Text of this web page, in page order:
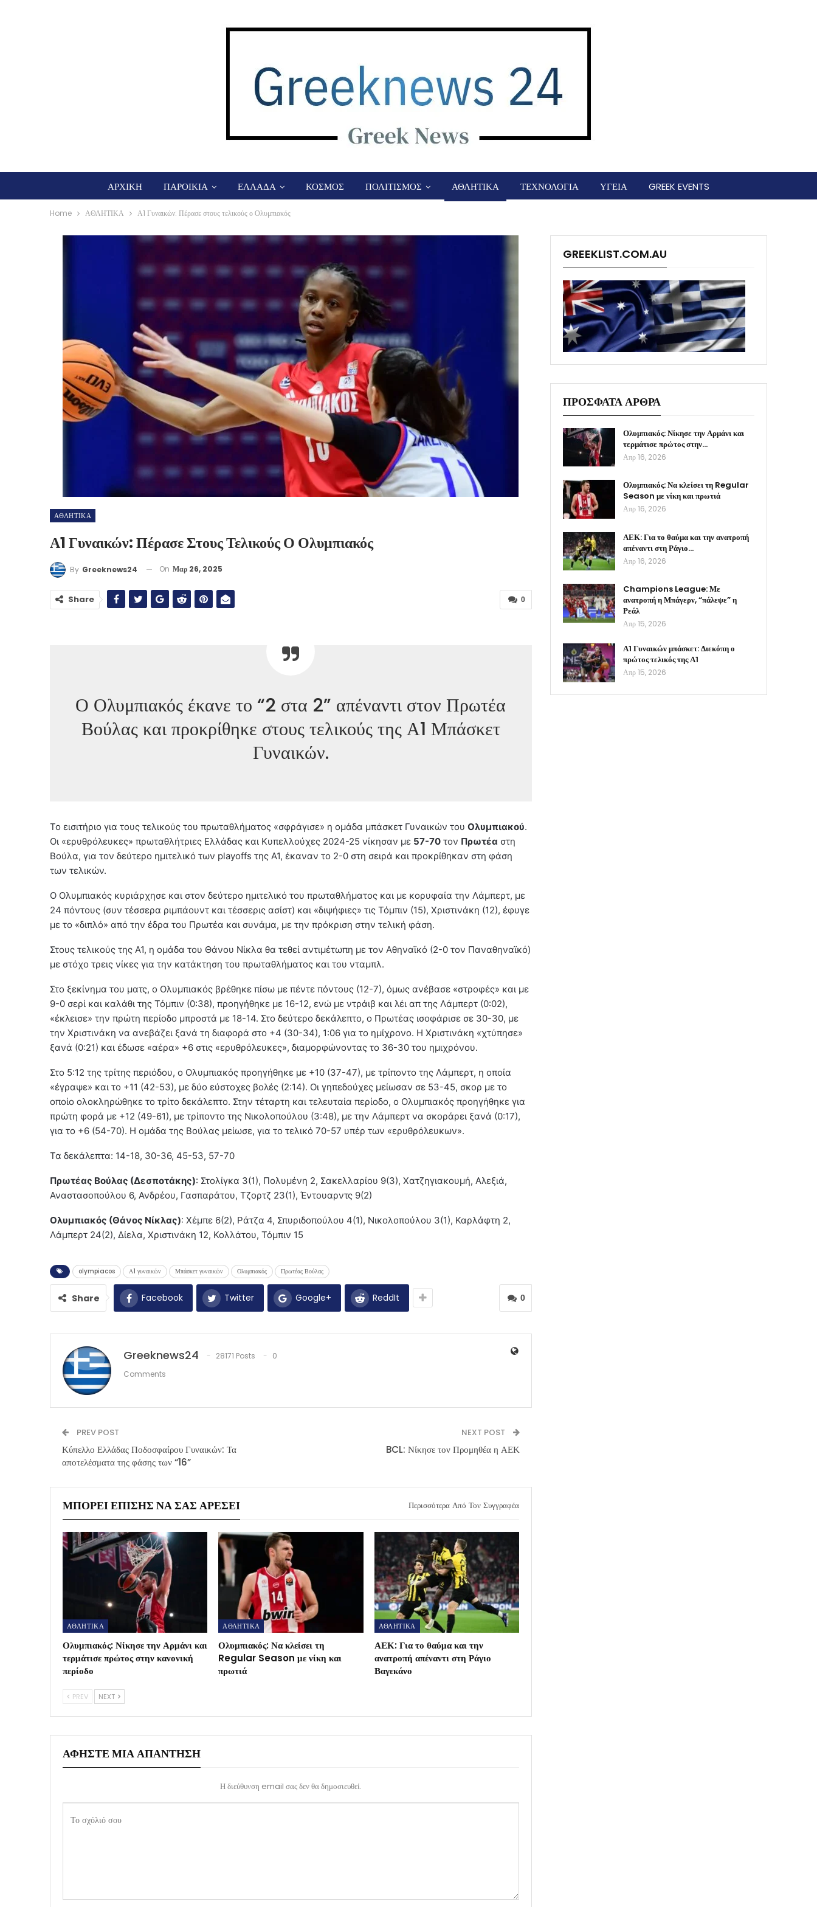
ΑΡΧΙΚΗ ΠΑΡΟΙΚΙΑ ΕΛΛΑΔΑ ΚΟΣΜΟΣ ΠΟΛΙΤΙΣΜΟΣ ΑΘΛΗΤΙΚΑ ΤΕΧΝΟΛΟΓΙΑ ΥΓΕΙΑ GREEK EVENTS
Home ΑΘΛΗΤΙΚΑ Α1 Γυναικών: Πέρασε στους τελικούς ο Ολυμπιακός
ΑΘΛΗΤΙΚΑ
Α1 Γυναικών: Πέρασε Στους Τελικούς Ο Ολυμπιακός
By Greeknews24 On Μαρ 26, 2025
0
Share
Ο Ολυμπιακός έκανε το “2 στα 2” απέναντι στον Πρωτέα
Βούλας και προκρίθηκε στους τελικούς της Α1 Μπάσκετ
Γυναικών.
Το εισιτήριο για τους τελικούς του πρωταθλήματος «σφράγισε» η ομάδα μπάσκετ Γυναικών του Ολυμπιακού.
Οι «ερυθρόλευκες» πρωταθλήτριες Ελλάδας και Κυπελλούχες 2024-25 νίκησαν με 57-70 τον Πρωτέα στη
Βούλα, για τον δεύτερο ημιτελικό των playoffs της Α1, έκαναν το 2-0 στη σειρά και προκρίθηκαν στη φάση
των τελικών.
Ο Ολυμπιακός κυριάρχησε και στον δεύτερο ημιτελικό του πρωταθλήματος και με κορυφαία την Λάμπερτ, με
24 πόντους (συν τέσσερα ριμπάουντ και τέσσερις ασίστ) και «διψήφιες» τις Τόμπιν (15), Χριστινάκη (12), έφυγε
με το «διπλό» από την έδρα του Πρωτέα και συνάμα, με την πρόκριση στην τελική φάση.
Στους τελικούς της Α1, η ομάδα του Θάνου Νίκλα θα τεθεί αντιμέτωπη με τον Αθηναϊκό (2-0 τον Παναθηναϊκό)
με στόχο τρεις νίκες για την κατάκτηση του πρωταθλήματος και του νταμπλ.
Στο ξεκίνημα του ματς, ο Ολυμπιακός βρέθηκε πίσω με πέντε πόντους (12-7), όμως ανέβασε «στροφές» και με
9-0 σερί και καλάθι της Τόμπιν (0:38), προηγήθηκε με 16-12, ενώ με ντράιβ και λέι απ της Λάμπερτ (0:02),
«έκλεισε» την πρώτη περίοδο μπροστά με 18-14. Στο δεύτερο δεκάλεπτο, ο Πρωτέας ισοφάρισε σε 30-30, με
την Χριστινάκη να ανεβάζει ξανά τη διαφορά στο +4 (30-34), 1:06 για το ημίχρονο. Η Χριστινάκη «χτύπησε»
ξανά (0:21) και έδωσε «αέρα» +6 στις «ερυθρόλευκες», διαμορφώνοντας το 36-30 του ημιχρόνου.
Στο 5:12 της τρίτης περιόδου, ο Ολυμπιακός προηγήθηκε με +10 (37-47), με τρίποντο της Λάμπερτ, η οποία
«έγραψε» και το +11 (42-53), με δύο εύστοχες βολές (2:14). Οι γηπεδούχες μείωσαν σε 53-45, σκορ με το
οποίο ολοκληρώθηκε το τρίτο δεκάλεπτο. Στην τέταρτη και τελευταία περίοδο, ο Ολυμπιακός προηγήθηκε για
πρώτη φορά με +12 (49-61), με τρίποντο της Νικολοπούλου (3:48), με την Λάμπερτ να σκοράρει ξανά (0:17),
για το +6 (54-70). Η ομάδα της Βούλας μείωσε, για το τελικό 70-57 υπέρ των «ερυθρόλευκων».
Τα δεκάλεπτα: 14-18, 30-36, 45-53, 57-70
Πρωτέας Βούλας (Δεσποτάκης): Στολίγκα 3(1), Πολυμένη 2, Σακελλαρίου 9(3), Χατζηγιακουμή, Αλεξιά,
Αναστασοπούλου 6, Ανδρέου, Γασπαράτου, Τζορτζ 23(1), Έντουαρντς 9(2)
Ολυμπιακός (Θάνος Νίκλας): Χέμπε 6(2), Ράτζα 4, Σπυριδοπούλου 4(1), Νικολοπούλου 3(1), Καρλάφτη 2,
Λάμπερτ 24(2), Δίελα, Χριστινάκη 12, Κολλάτου, Τόμπιν 15
olympiacos Α1 γυναικών Μπάσκετ γυναικών Ολυμπιακός Πρωτέας Βούλας
0
Share Facebook Twitter Google+ ReddIt
Greeknews24 28171 Posts
0
Comments
PREV POST
Κύπελλο Ελλάδας Ποδοσφαίρου Γυναικών: Τα
αποτελέσματα της φάσης των “16”
NEXT POST
BCL: Νίκησε τον Προμηθέα η ΑΕΚ
ΜΠΟΡΕΊ ΕΠΊΣΗΣ ΝΑ ΣΑΣ ΑΡΈΣΕΙ Περισσότερα Από Τον Συγγραφέα
ΑΘΛΗΤΙΚΑ
Ολυμπιακός: Νίκησε την Αρμάνι και
τερμάτισε πρώτος στην κανονική
περίοδο
ΑΘΛΗΤΙΚΑ
Ολυμπιακός: Να κλείσει τη
Regular Season με νίκη και
πρωτιά
ΑΘΛΗΤΙΚΑ
ΑΕΚ: Για το θαύμα και την
ανατροπή απέναντι στη Ράγιο
Βαγεκάνο
PREV NEXT
ΑΦΉΣΤΕ ΜΙΑ ΑΠΆΝΤΗΣΗ
Η διεύθυνση email σας δεν θα δημοσιευθεί.
GREEKLIST.COM.AU
ΠΡΟΣΦΑΤΑ ΑΡΘΡΑ
Ολυμπιακός: Νίκησε την Αρμάνι και
τερμάτισε πρώτος στην…
Απρ 16, 2026
Ολυμπιακός: Να κλείσει τη Regular
Season με νίκη και πρωτιά
Απρ 16, 2026
ΑΕΚ: Για το θαύμα και την ανατροπή
απέναντι στη Ράγιο…
Απρ 16, 2026
Champions League: Με
ανατροπή η Μπάγερν, “πάλεψε” η
Ρεάλ
Απρ 15, 2026
Α1 Γυναικών μπάσκετ: Διεκόπη ο
πρώτος τελικός της Α1
Απρ 15, 2026